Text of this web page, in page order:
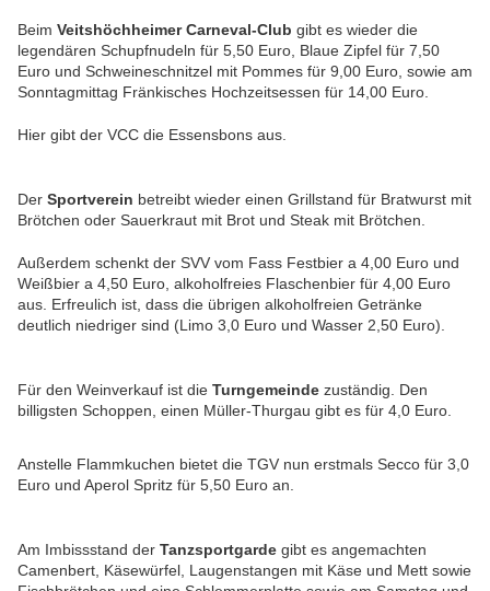
Beim Veitshöchheimer Carneval-Club gibt es wieder die
legendären Schupfnudeln für 5,50 Euro, Blaue Zipfel für 7,50
Euro und Schweineschnitzel mit Pommes für 9,00 Euro, sowie am
Sonntagmittag Fränkisches Hochzeitsessen für 14,00 Euro.
Hier gibt der VCC die Essensbons aus.
Der Sportverein betreibt wieder einen Grillstand für Bratwurst mit
Brötchen oder Sauerkraut mit Brot und Steak mit Brötchen.
Außerdem schenkt der SVV vom Fass Festbier a 4,00 Euro und
Weißbier a 4,50 Euro, alkoholfreies Flaschenbier für 4,00 Euro
aus. Erfreulich ist, dass die übrigen alkoholfreien Getränke
deutlich niedriger sind (Limo 3,0 Euro und Wasser 2,50 Euro).
Für den Weinverkauf ist die Turngemeinde zuständig. Den
billigsten Schoppen, einen Müller-Thurgau gibt es für 4,0 Euro.
Anstelle Flammkuchen bietet die TGV nun erstmals Secco für 3,0
Euro und Aperol Spritz für 5,50 Euro an.
Am Imbissstand der Tanzsportgarde gibt es angemachten
Camenbert, Käsewürfel, Laugenstangen mit Käse und Mett sowie